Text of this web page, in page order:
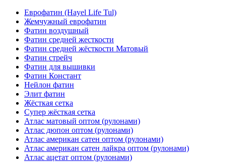
Еврофатин (Hayel Life Tul)
Жемчужный еврофатин
Фатин воздушный
Фатин средней жесткости
Фатин средней жёсткости Матовый
Фатин стрейч
Фатин для вышивки
Фатин Констант
Нейлон фатин
Элит фатин
Жёсткая сетка
Супер жёсткая сетка
Атлас матовый оптом (рулонами)
Атлас дюпон оптом (рулонами)
Атлас американ сатен оптом (рулонами)
Атлас американ сатен лайкра оптом (рулонами)
Атлас ацетат оптом (рулонами)